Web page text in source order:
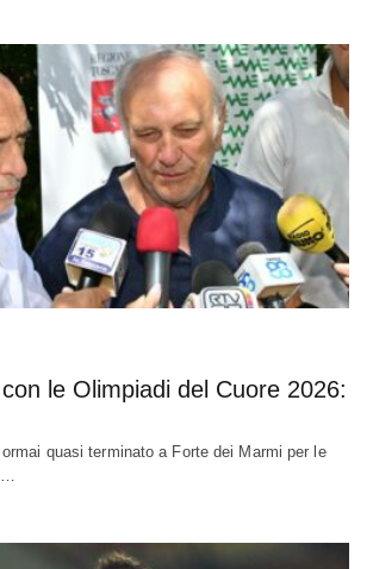
le Olimpiadi del Cuore 2026:
quasi terminato a Forte dei Marmi per le